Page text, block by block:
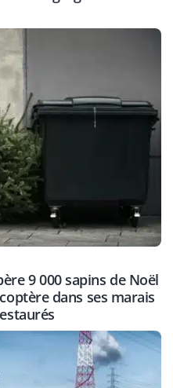
9 000 sapins de Noël
dans ses marais